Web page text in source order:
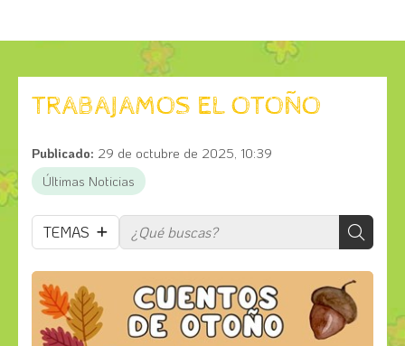
TRABAJAMOS EL OTOÑO
Publicado: 29 de octubre de 2025, 10:39
Últimas Noticias
TEMAS